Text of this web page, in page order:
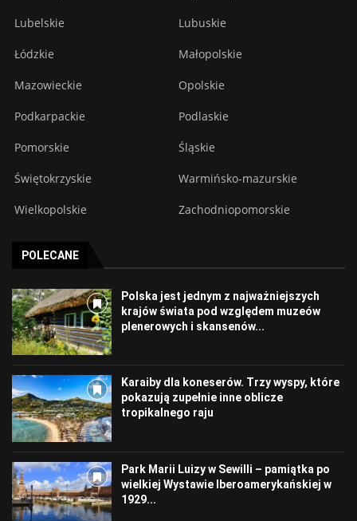
Lubelskie Lubuskie
Łódzkie Małopolskie
Mazowieckie Opolskie
Podkarpackie Podlaskie
Pomorskie Śląskie
Świętokrzyskie Warmińsko-mazurskie
Wielkopolskie Zachodniopomorskie
POLECANE
Polska jest jednym z najważniejszych
krajów świata pod względem muzeów
plenerowych i skansenów...
Karaiby dla koneserów. Trzy wyspy, które
pokazują zupełnie inne oblicze
tropikalnego raju
Park Marii Luizy w Sewilli – pamiątka po
wielkiej Wystawie Iberoamerykańskiej w
1929...